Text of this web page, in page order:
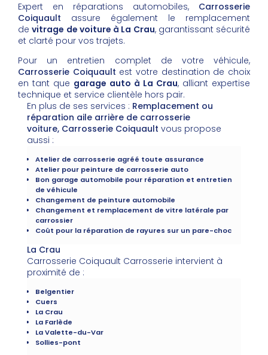
Expert en réparations automobiles, Carrosserie
Coiquault assure également le remplacement
devitrage de voiture à La Crau, garantissant sécurité
et clarté pour vos trajets.
Pour un entretien complet de votre véhicule,
Carrosserie Coiquault est votre destination de choix
en tant que garage auto à La Crau, alliant expertise
technique et service clientèle hors pair.
En plus de ses services : Remplacement ou
réparation aile arrière de carrosserie
voiture, Carrosserie Coiquault vous propose
aussi :
Atelier de carrosserie agréé toute assurance
Atelier pour peinture de carrosserie auto
Bon garage automobile pour réparation et entretien
de véhicule
Changement de peinture automobile
Changement et remplacement de vitre latérale par
carrossier
Coût pour la réparation de rayures sur un pare-choc
La Crau
Carrosserie Coiquault Carrosserie intervient à
proximité de :
Belgentier
Cuers
La Crau
La Farlède
La Valette-du-Var
Sollies-pont